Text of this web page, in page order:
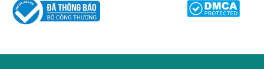
bám răng miệng và ngừa viêm nướu, bảo vệ sức khỏe
răng miệng.
Đối tưởng sử dụng BioGaia Protectis Baby Drops